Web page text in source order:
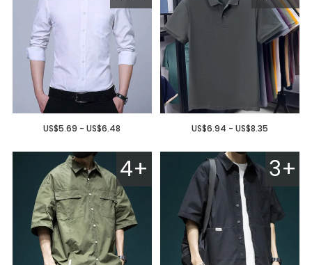
US$5.69 - US$6.48 US$6.94 - US$8.35
4+ 3+